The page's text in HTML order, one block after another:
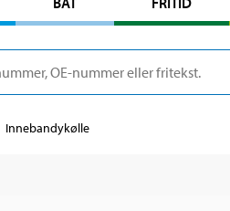
Innebandykølle